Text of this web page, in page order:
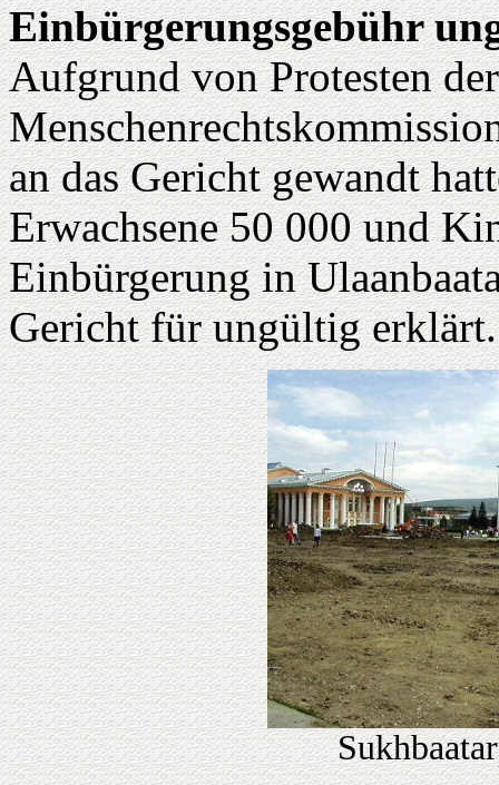
Einbürgerungsgebühr
Aufgrund von Protesten
an das Gericht gewandt
Erwachsene 50 000 und
Einbürgerung in
Gericht für ungültig erklärt.